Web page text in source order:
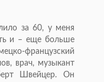
за 60, у меня
и – еще больше
французский
врач, музыкант
Швейцер. Он